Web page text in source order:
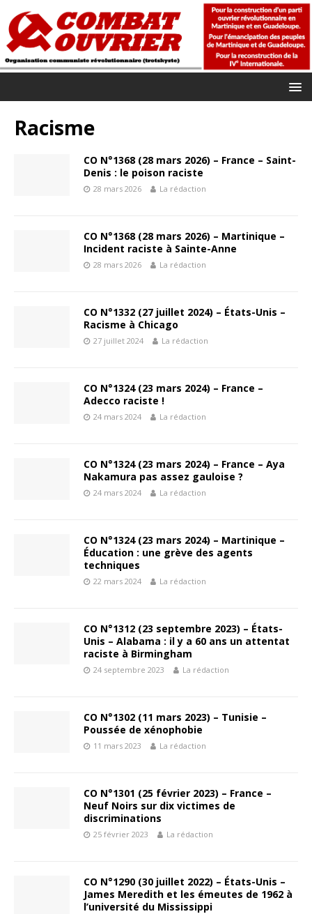
Racisme
CO N°1368 (28 mars 2026) – France – Saint-
Denis : le poison raciste
28 mars 2026 La rédaction
CO N°1368 (28 mars 2026) – Martinique –
Incident raciste à Sainte-Anne
28 mars 2026 La rédaction
CO N°1332 (27 juillet 2024) – États-Unis –
Racisme à Chicago
27 juillet 2024 La rédaction
CO N°1324 (23 mars 2024) – France –
Adecco raciste !
24 mars 2024 La rédaction
CO N°1324 (23 mars 2024) – France – Aya
Nakamura pas assez gauloise ?
24 mars 2024 La rédaction
CO N°1324 (23 mars 2024) – Martinique –
Éducation : une grève des agents
techniques
22 mars 2024 La rédaction
CO N°1312 (23 septembre 2023) – États-
Unis – Alabama : il y a 60 ans un attentat
raciste à Birmingham
24 septembre 2023 La rédaction
CO N°1302 (11 mars 2023) – Tunisie –
Poussée de xénophobie
11 mars 2023 La rédaction
CO N°1301 (25 février 2023) – France –
Neuf Noirs sur dix victimes de
discriminations
25 février 2023 La rédaction
CO N°1290 (30 juillet 2022) – États-Unis –
James Meredith et les émeutes de 1962 à
l’université du Mississippi